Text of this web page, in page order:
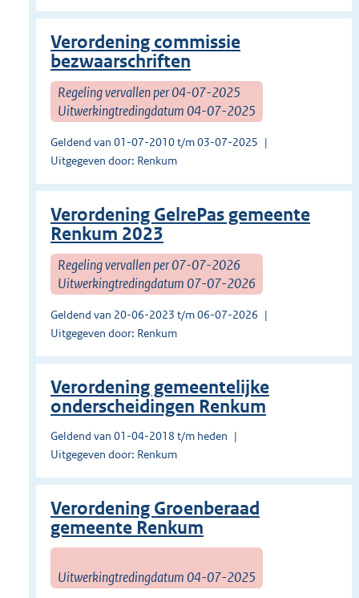
Verordening commissie
bezwaarschriften
Regeling vervallen per 04-07-2025
Uitwerkingtredingdatum 04-07-2025
Geldend van 01-07-2010 t/m 03-07-2025
Uitgegeven door: Renkum
Verordening GelrePas gemeente
Renkum 2023
Regeling vervallen per 07-07-2026
Uitwerkingtredingdatum 07-07-2026
Geldend van 20-06-2023 t/m 06-07-2026
Uitgegeven door: Renkum
Verordening gemeentelijke
onderscheidingen Renkum
Geldend van 01-04-2018 t/m heden
Uitgegeven door: Renkum
Verordening Groenberaad
gemeente Renkum
Uitwerkingtredingdatum 04-07-2025